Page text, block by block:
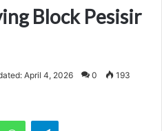
Block Pesisir
April 4, 2026 0 193
WhatsAppTelegram